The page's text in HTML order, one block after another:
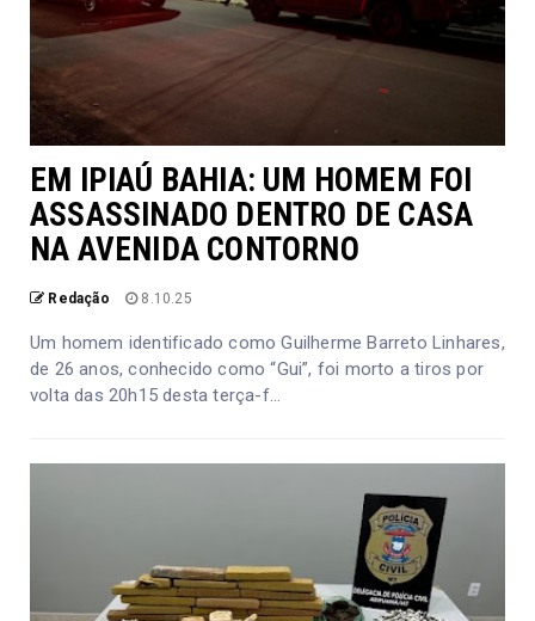
EM IPIAÚ BAHIA: UM HOMEM FOI
ASSASSINADO DENTRO DE CASA
NA AVENIDA CONTORNO
Redação 8.10.25
Um homem identificado como Guilherme Barreto Linhares,
de 26 anos, conhecido como “Gui”, foi morto a tiros por
volta das 20h15 desta terça-f...